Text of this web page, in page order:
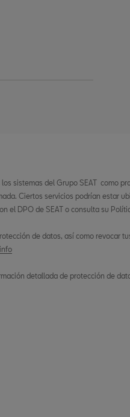
sistemas del Grupo SEAT como
Ciertos servicios podrían estar
el DPO de SEAT o consulta su
de datos, así como revocar
detallada de protección de